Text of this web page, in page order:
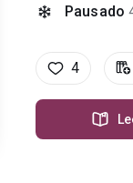
Pausado
4